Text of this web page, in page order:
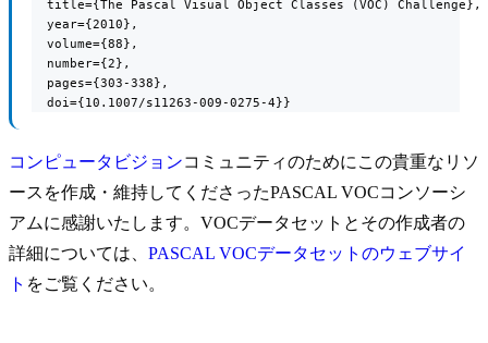
  title={The Pascal Visual Object Classes (VOC) Challenge},
  year={2010},
  volume={88},
  number={2},
  pages={303-338},
  doi={10.1007/s11263-009-0275-4}}
コンピュータビジョンコミュニティのためにこの貴重なリソ
ースを作成・維持してくださったPASCAL VOCコンソーシ
アムに感謝いたします。VOCデータセットとその作成者の
詳細については、 PASCAL VOCデータセットのウェブサイ
ト をご覧ください。